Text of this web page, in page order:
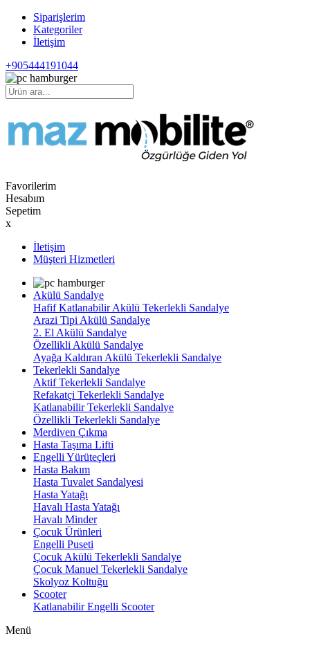
Siparişlerim
Kategoriler
İletişim
+905444191044
Favorilerim
Hesabım
Sepetim
x
İletişim
Müşteri Hizmetleri
Akülü Sandalye
Hafif Katlanabilir Akülü Tekerlekli Sandalye
Arazi Tipi Akülü Sandalye
2. El Akülü Sandalye
Özellikli Akülü Sandalye
Ayağa Kaldıran Akülü Tekerlekli Sandalye
Tekerlekli Sandalye
Aktif Tekerlekli Sandalye
Refakatçi Tekerlekli Sandalye
Katlanabilir Tekerlekli Sandalye
Özellikli Tekerlekli Sandalye
Merdiven Çıkma
Hasta Taşıma Lifti
Engelli Yürüteçleri
Hasta Bakım
Hasta Tuvalet Sandalyesi
Hasta Yatağı
Havalı Hasta Yatağı
Havalı Minder
Çocuk Ürünleri
Engelli Puseti
Çocuk Akülü Tekerlekli Sandalye
Çocuk Manuel Tekerlekli Sandalye
Skolyoz Koltuğu
Scooter
Katlanabilir Engelli Scooter
Menü